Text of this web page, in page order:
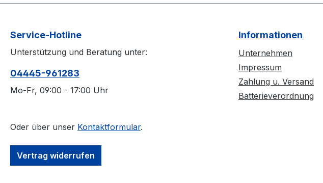
Service-Hotline
Unterstützung und Beratung unter:
04445-​961283
Mo-Fr, 09:00 - 17:00 Uhr
Oder über unser Kontaktformular.
Vertrag widerrufen
Informationen
Unternehmen
Impressum
Zahlung u. Versand
Batterieverordnung